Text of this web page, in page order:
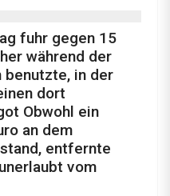
fuhr gegen 15
während der
in der
dort
Obwohl ein
an dem
entfernte
vom